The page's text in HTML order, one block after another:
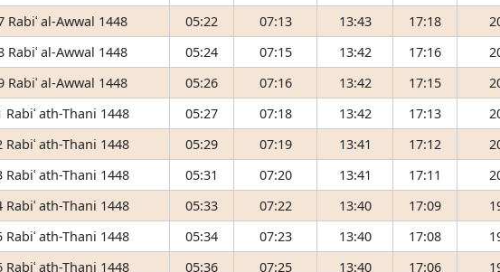
Rabiʿ al-Awwal 1448 05:22 07:13 13:43 17:18
Rabiʿ al-Awwal 1448 05:24 07:15 13:42 17:16
Rabiʿ al-Awwal 1448 05:26 07:16 13:42 17:15
Rabiʿ ath-Thani 1448 05:27 07:18 13:42 17:13
Rabiʿ ath-Thani 1448 05:29 07:19 13:41 17:12
Rabiʿ ath-Thani 1448 05:31 07:20 13:41 17:11
Rabiʿ ath-Thani 1448 05:33 07:22 13:40 17:09
Rabiʿ ath-Thani 1448 05:34 07:23 13:40 17:08
Rabiʿ ath-Thani 1448 05:36 07:25 13:40 17:06